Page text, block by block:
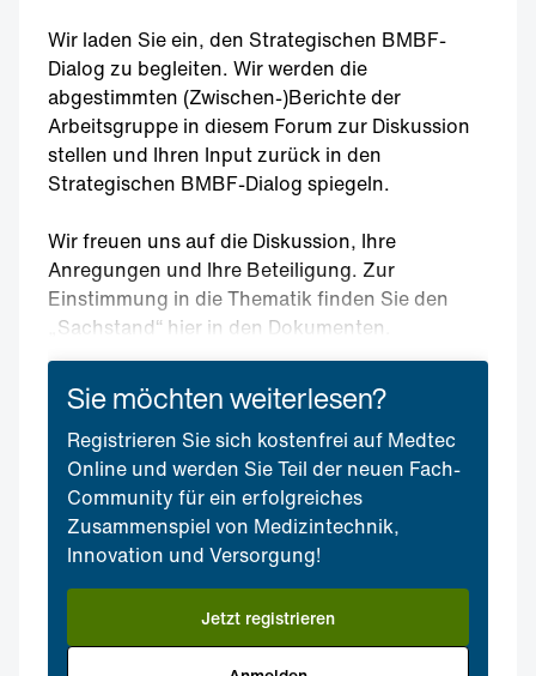
Wir laden Sie ein, den Strategischen BMBF-
Dialog zu begleiten. Wir werden die
abgestimmten (Zwischen-)Berichte der
Arbeitsgruppe in diesem Forum zur Diskussion
stellen und Ihren Input zurück in den
Strategischen BMBF-Dialog spiegeln.
Wir freuen uns auf die Diskussion, Ihre
Anregungen und Ihre Beteiligung. Zur
Einstimmung in die Thematik finden Sie den
„Sachstand“ hier in den Dokumenten.
Sie möchten weiterlesen?
Registrieren Sie sich kostenfrei auf Medtec
Online und werden Sie Teil der neuen Fach-
Community für ein erfolgreiches
Zusammenspiel von Medizintechnik,
Innovation und Versorgung!
Jetzt registrieren